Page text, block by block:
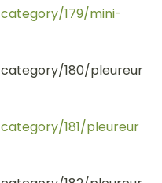
179/mini-
180/pleureur
181/pleureur